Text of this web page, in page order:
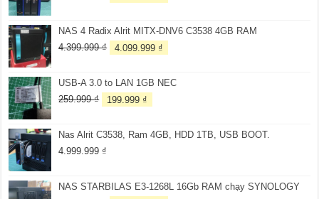
3.099.999 ₫.
là:
NAS 4 Radix Alrit MITX-DNV6 C3538 4GB RAM
4.399.999₫
Giá
4.399.999 ₫.
4.099.999 ₫
là:
USB-A 3.0 to LAN 1GB NEC
259.999₫
Giá
259.999 ₫.
199.999 ₫
là:
Nas Alrit C3538, Ram 4GB, HDD 1TB, USB BOOT.
4.999.999 ₫
NAS STARBILAS E3-1268L 16Gb RAM chạy SYNOLOGY